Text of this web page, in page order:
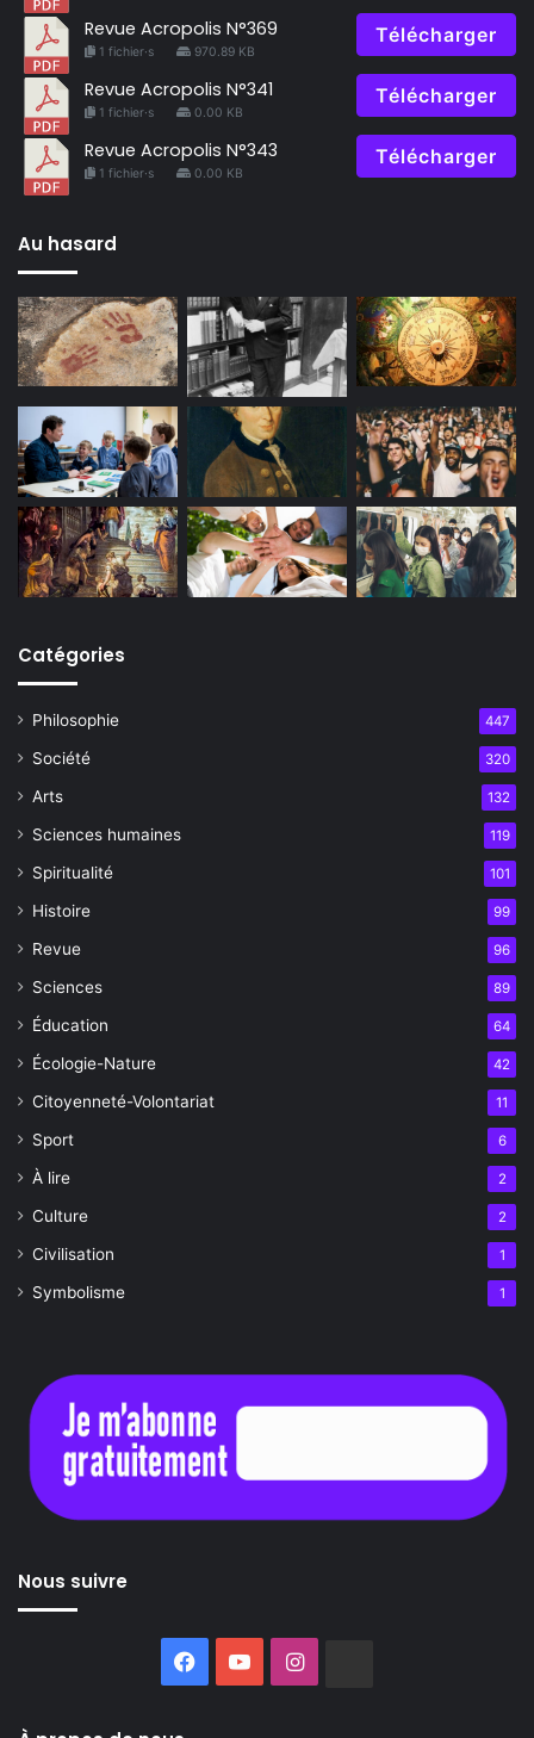
Revue Acropolis N°369
1 fichier·s 970.89 KB
Télécharger
Revue Acropolis N°341
1 fichier·s 0.00 KB
Télécharger
Revue Acropolis N°343
1 fichier·s 0.00 KB
Télécharger
Au hasard
Catégories
Philosophie 447
Société 320
Arts 132
Sciences humaines 119
Spiritualité 101
Histoire 99
Revue 96
Sciences 89
Éducation 64
Écologie-Nature 42
Citoyenneté-Volontariat 11
Sport 6
À lire 2
Culture 2
Civilisation 1
Symbolisme 1
Nous suivre
Facebook
YouTubeInstagram